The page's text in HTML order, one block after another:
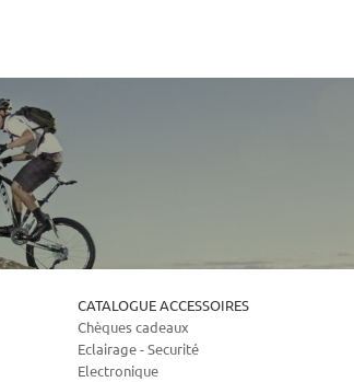
CATALOGUE ACCESSOIRES
Chèques cadeaux
Eclairage - Securité
Electronique